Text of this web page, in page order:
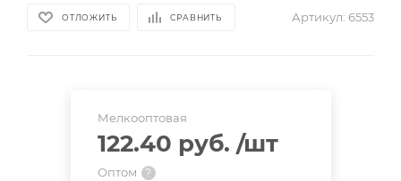
ОТЛОЖИТЬ СРАВНИТЬ Артикул: 6553
Мелкооптовая
122.40 руб. /шт
Оптом ?